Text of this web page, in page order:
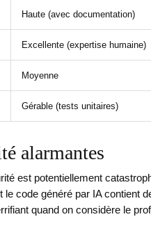
Haute (avec documentation)
Excellente (expertise humaine)
Moyenne
Gérable (tests unitaires)
alarmantes
est potentiellement
le code généré par IA contient
quand on considère le